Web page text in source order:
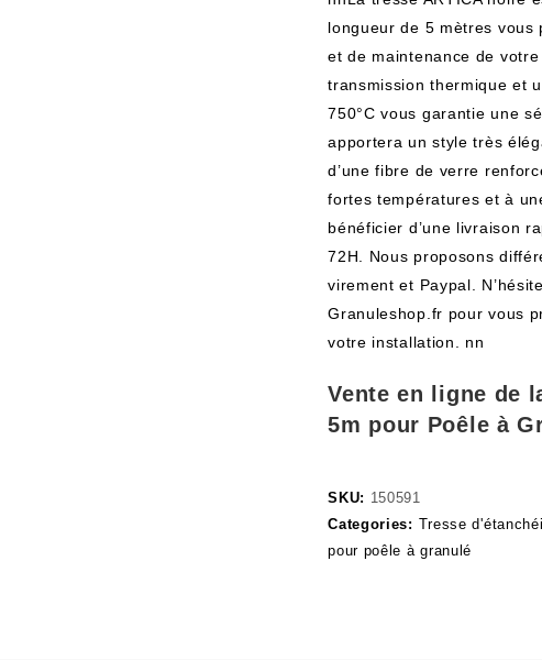
longueur de 5 mètres vous
et de maintenance de
transmission thermique et
750°C vous garantie une
apportera un style très
d’une fibre de verre
fortes températures et à
bénéficier d’une livraison
72H. Nous proposons
virement et Paypal.
Granuleshop.fr pour vous
votre installation. nn
Vente en ligne de
5m pour Poêle à
SKU: 150591
Categories: Tresse
pour poêle à granulé